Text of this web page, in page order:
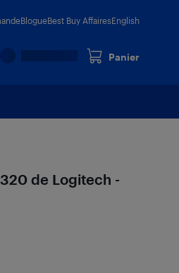
BlogueBest Buy AffairesEnglish
Panier
de Logitech -